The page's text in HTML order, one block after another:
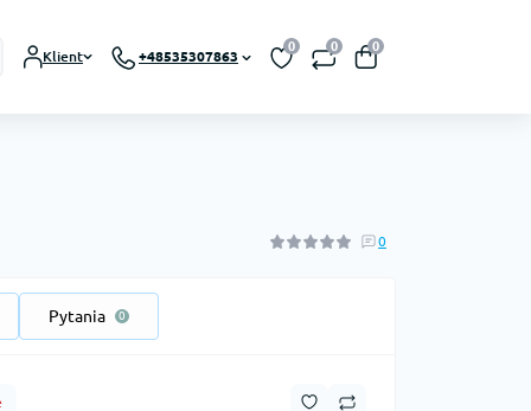
Klient +48535307863
0 0 0
0
Pytania 0